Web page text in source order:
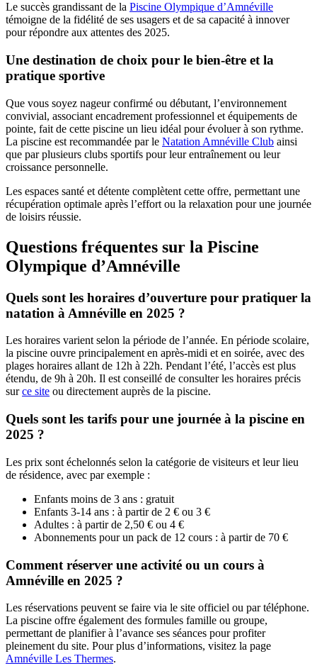
Le succès grandissant de la Piscine Olympique d’Amnéville
témoigne de la fidélité de ses usagers et de sa capacité à innover
pour répondre aux attentes des 2025.
Une destination de choix pour le bien-être et la
pratique sportive
Que vous soyez nageur confirmé ou débutant, l’environnement
convivial, associant encadrement professionnel et équipements de
pointe, fait de cette piscine un lieu idéal pour évoluer à son rythme.
La piscine est recommandée par le Natation Amnéville Club ainsi
que par plusieurs clubs sportifs pour leur entraînement ou leur
croissance personnelle.
Les espaces santé et détente complètent cette offre, permettant une
récupération optimale après l’effort ou la relaxation pour une journée
de loisirs réussie.
Questions fréquentes sur la Piscine
Olympique d’Amnéville
Quels sont les horaires d’ouverture pour pratiquer la
natation à Amnéville en 2025 ?
Les horaires varient selon la période de l’année. En période scolaire,
la piscine ouvre principalement en après-midi et en soirée, avec des
plages horaires allant de 12h à 22h. Pendant l’été, l’accès est plus
étendu, de 9h à 20h. Il est conseillé de consulter les horaires précis
surce site ou directement auprès de la piscine.
Quels sont les tarifs pour une journée à la piscine en
2025 ?
Les prix sont échelonnés selon la catégorie de visiteurs et leur lieu
de résidence, avec par exemple :
Enfants moins de 3 ans : gratuit
Enfants 3-14 ans : à partir de 2 € ou 3 €
Adultes : à partir de 2,50 € ou 4 €
Abonnements pour un pack de 12 cours : à partir de 70 €
Comment réserver une activité ou un cours à
Amnéville en 2025 ?
Les réservations peuvent se faire via le site officiel ou par téléphone.
La piscine offre également des formules famille ou groupe,
permettant de planifier à l’avance ses séances pour profiter
pleinement du site. Pour plus d’informations, visitez la page
Amnéville Les Thermes.